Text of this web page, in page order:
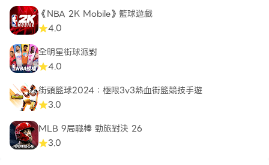
《NBA 2K Mobile》籃球遊戲
4.0
全明星街球派對
4.0
街頭籃球2024：極限3v3熱血街籃競技手遊
3.0
MLB 9局職棒 勁旅對決 26
3.0